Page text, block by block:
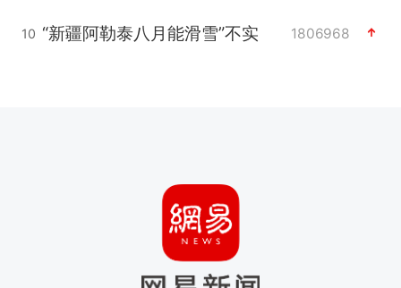
10 “新疆阿勒泰八月能滑雪”不实 1806968